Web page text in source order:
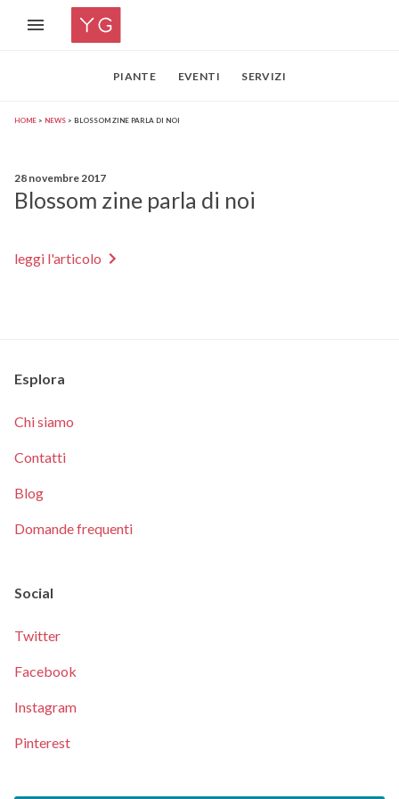
PIANTE EVENTI SERVIZI
HOME NEWS BLOSSOM ZINE PARLA DI NOI
28 novembre 2017
Blossom zine parla di noi
leggi l'articolo
Esplora
Chi siamo
Contatti
Blog
Domande frequenti
Social
Twitter
Facebook
Instagram
Pinterest